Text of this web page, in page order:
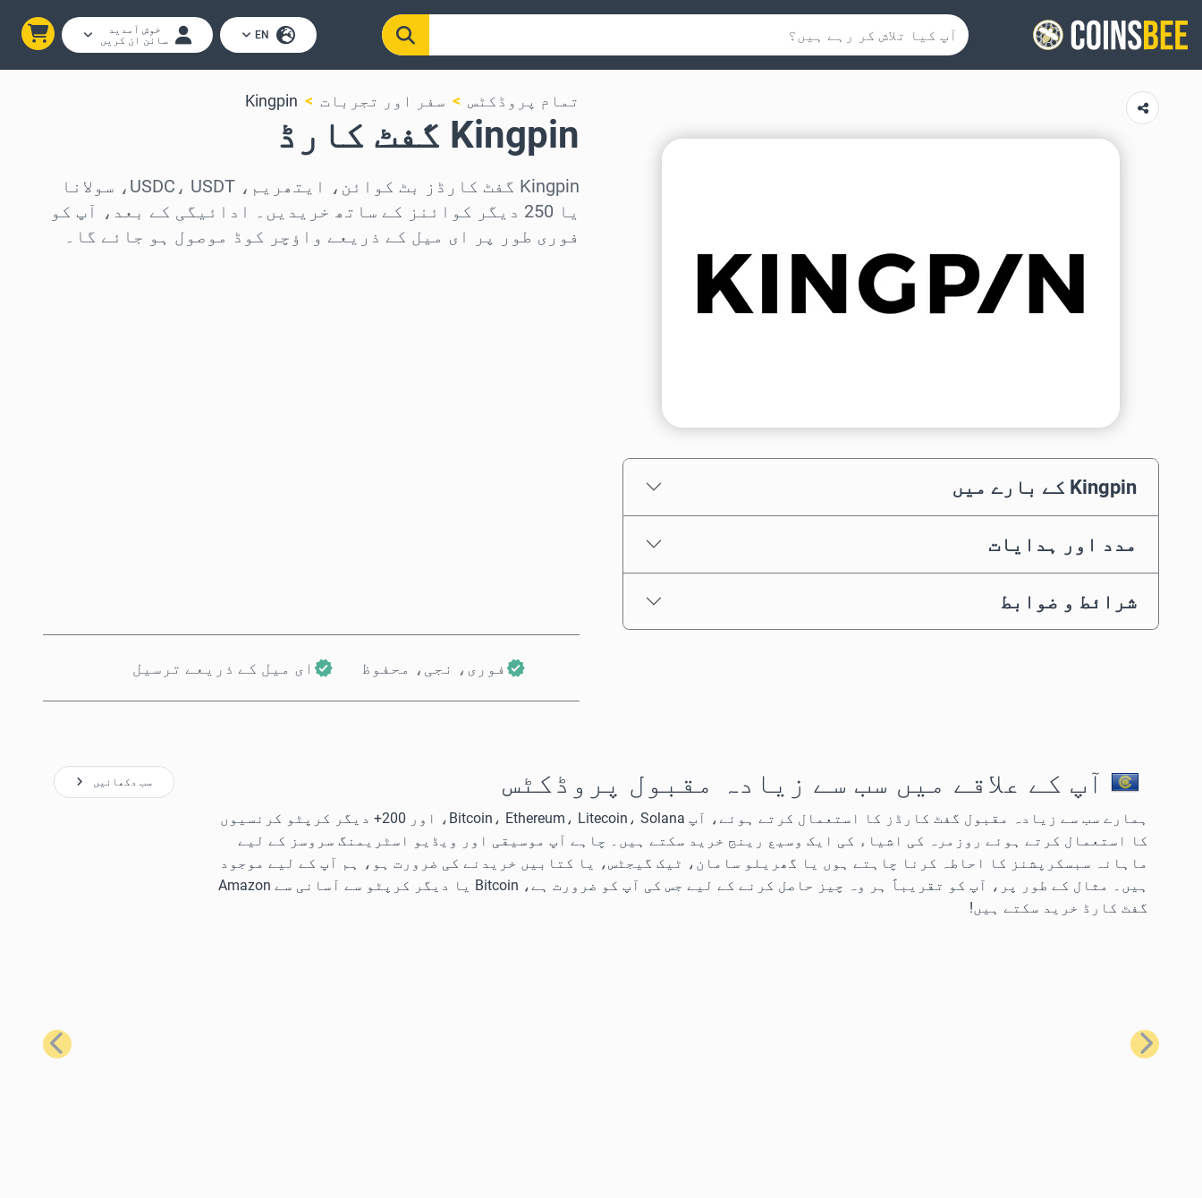
EN
خوش آمدید
سائن ان کریں
Kingpin کے بارے میں
مدد اور ہدایات
شرائط و ضوابط
تمام پروڈکٹس سفر اور تجربات Kingpin
Kingpin گفٹ کارڈ
Kingpin گفٹ کارڈز بٹ کوائن، ایتھریم، USDC، USDT، سولانا
یا 250 دیگر کوائنز کے ساتھ خریدیں۔ ادائیگی کے بعد، آپ کو
فوری طور پر ای میل کے ذریعے واؤچر کوڈ موصول ہو جائے گا۔
فوری، نجی، محفوظ ای میل کے ذریعے ترسیل
آپ کے علاقے میں سب سے زیادہ مقبول پروڈکٹس
ہمارے سب سے زیادہ مقبول گفٹ کارڈز کا استعمال کرتے ہوئے، آپ Bitcoin، Ethereum، Litecoin، Solana، اور 200+ دیگر کرپٹو کرنسیوں
کا استعمال کرتے ہوئے روزمرہ کی اشیاء کی ایک وسیع رینج خرید سکتے ہیں۔ چاہے آپ موسیقی اور ویڈیو اسٹریمنگ سروسز کے لیے
ماہانہ سبسکرپشنز کا احاطہ کرنا چاہتے ہوں یا گھریلو سامان، ٹیک گیجٹس، یا کتابیں خریدنے کی ضرورت ہو، ہم آپ کے لیے موجود
ہیں۔ مثال کے طور پر، آپ کو تقریباً ہر وہ چیز حاصل کرنے کے لیے جس کی آپ کو ضرورت ہے، Bitcoin یا دیگر کرپٹو سے آسانی سے Amazon
گفٹ کارڈ خرید سکتے ہیں!
سب دکھائیں
پچھلا اگلا